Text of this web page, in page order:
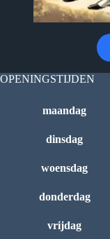
OPENINGSTIJDEN
maandag
dinsdag
woensdag
donderdag
vrijdag